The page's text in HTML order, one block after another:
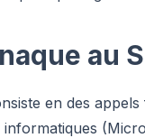
au
en des